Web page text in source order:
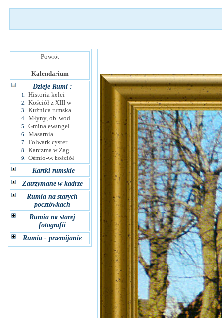
Powrót
Kalendarium
Dzieje Rumi :
1. Historia kolei
2. Kościół z XIII w
3. Kuźnica rumska
4. Młyny, ob. wod.
5. Gmina ewangel.
6. Masarnia
7. Folwark cyster.
8. Karczma w Zag.
9.
Ośmio-w. kościół
Kartki rumskie
Zatrzymane w kadrze
Rumia na starych
pocztówkach
Rumia na starej
fotografii
Rumia - przemijanie